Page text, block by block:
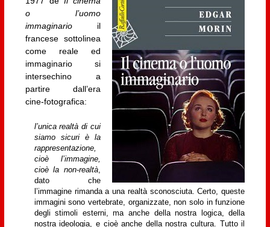
o l’uomo
immaginarioil
francese sottolinea
come reale ed
immaginario si
intersechino a
partire dall’era
cine-fotografica:
l’unica realtà di cui
siamo sicuri è la
rappresentazione,
cioè l’immagine,
cioè la non-realtà,
dato che
l’immagine rimanda a una realtà sconosciuta. Certo, queste
immagini sono vertebrate, organizzate, non solo in funzione
degli stimoli esterni, ma anche della nostra logica, della
nostra ideologia, e cioè anche della nostra cultura. Tutto il